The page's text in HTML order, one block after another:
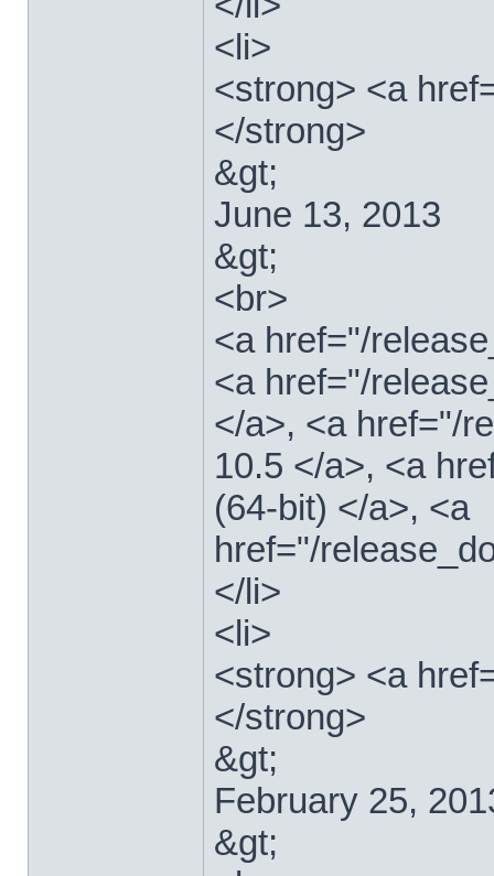
<li>
<strong> <a
</strong>
&gt;
June 13, 2013
&gt;
<br>
<a href="/
<a href="/
</a>, <a href="/
10.5 </a>, <a
(64-bit) </a>, <a
href="/
</li>
<li>
<strong> <a
</strong>
&gt;
February 25,
&gt;